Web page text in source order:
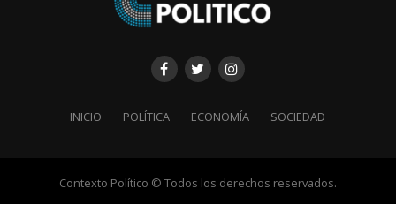
INICIO POLÍTICA ECONOMÍA SOCIEDAD
Contexto Político © Todos los derechos reservados.